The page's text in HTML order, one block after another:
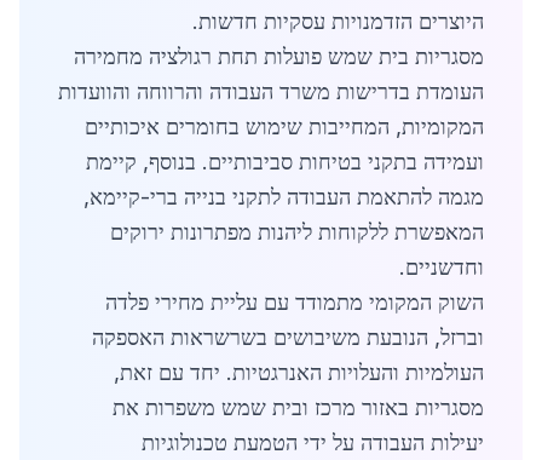
היוצרים הזדמנויות עסקיות חדשות.
מסגריות בית שמש פועלות תחת רגולציה מחמירה
העומדת בדרישות משרד העבודה והרווחה והוועדות
המקומיות, המחייבות שימוש בחומרים איכותיים
ועמידה בתקני בטיחות סביבותיים. בנוסף, קיימת
מגמה להתאמת העבודה לתקני בנייה ברי-קיימא,
המאפשרת ללקוחות ליהנות מפתרונות ירוקים
וחדשניים.
השוק המקומי מתמודד עם עליית מחירי פלדה
וברזל, הנובעת משיבושים בשרשראות האספקה
העולמיות והעלויות האנרגטיות. יחד עם זאת,
מסגריות באזור מרכז ובית שמש משפרות את
יעילות העבודה על ידי הטמעת טכנולוגיות